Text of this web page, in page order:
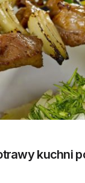
kuchni